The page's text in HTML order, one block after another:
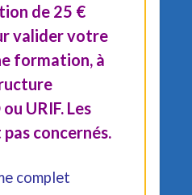
de 25 €
valider votre
formation, à
URIF. Les
concernés.
complet